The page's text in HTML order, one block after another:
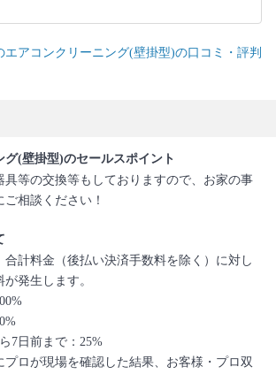
エアコンクリーニング(壁掛型)の口コミ・評判
グ(壁掛型)のセールスポイント
具等の交換等もしておりますので、お家の事
相談ください！
合計料金（後払い決済手数料を除く）に対し
発生します。
7日前まで：25%
プロが現場を確認した結果、お客様・プロ双